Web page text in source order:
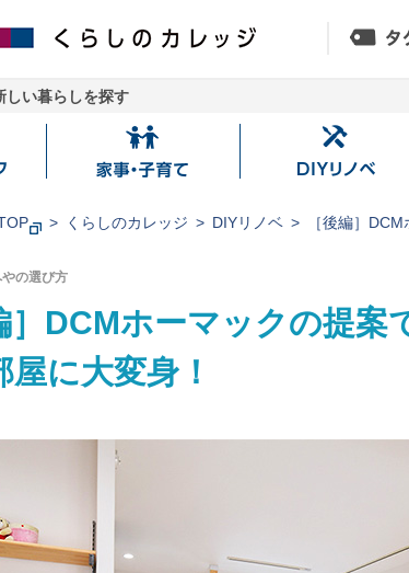
しい暮らしを探す
家
子
DIY
ノ
くらしのカレッジ DIYリノベ ［後編］
の選び方
］DCMホーマックの提案
屋に大変身！